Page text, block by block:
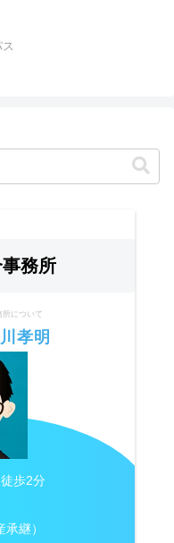
務所
所について
孝明
歩2分
継）